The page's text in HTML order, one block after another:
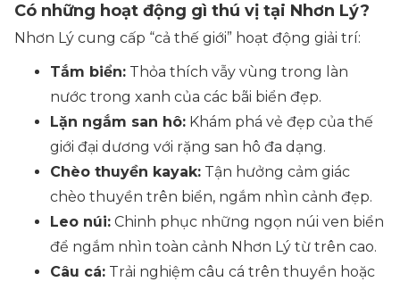
Có những hoạt động gì thú vị tại Nhơn Lý?
Nhơn Lý cung cấp “cả thế giới” hoạt động giải trí:
Tắm biển: Thỏa thích vẫy vùng trong làn
nước trong xanh của các bãi biển đẹp.
Lặn ngắm san hô: Khám phá vẻ đẹp của thế
giới đại dương với rặng san hô đa dạng.
Chèo thuyền kayak: Tận hưởng cảm giác
chèo thuyền trên biển, ngắm nhìn cảnh đẹp.
Leo núi: Chinh phục những ngọn núi ven biển
để ngắm nhìn toàn cảnh Nhơn Lý từ trên cao.
Câu cá: Trải nghiệm câu cá trên thuyền hoặc